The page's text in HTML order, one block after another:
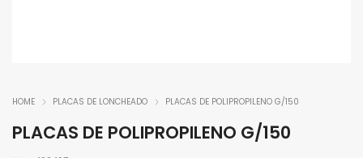
HOME PLACAS DE LONCHEADO PLACAS DE POLIPROPILENO G/150
PLACAS DE POLIPROPILENO G/150